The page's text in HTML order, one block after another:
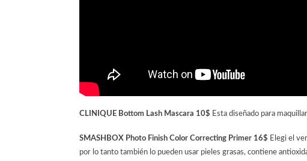
CLINIQUE Bottom Lash Mascara 10$ Esta diseñado para
SMASHBOX Photo Finish Color Correcting Primer 16$ Elegi el
por lo tanto también lo pueden usar pieles grasas, contiene